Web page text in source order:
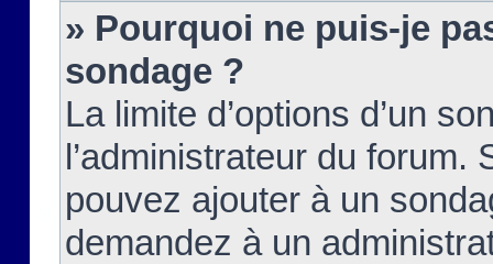
» Pourquoi ne puis-je
sondage ?
La limite d’options d’un
l’administrateur du forum.
pouvez ajouter à un
demandez à un